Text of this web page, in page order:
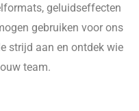
geluidseffecten
gebruiken voor ons
strijd aan en ontdek wie
team.